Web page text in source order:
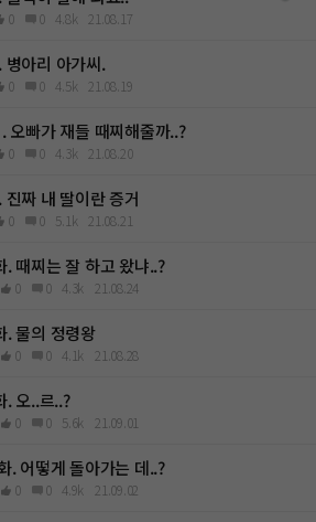
0 0 4.8k 21.08.17
병아리 아가씨.
0 0 4.5k 21.08.19
오빠가 재들 때찌해줄까..?
0 0 4.3k 21.08.20
진짜 내 딸이란 증거
0 0 5.1k 21.08.21
. 때찌는 잘 하고 왔냐..?
0 0 4.3k 21.08.24
. 물의 정령왕
0 0 4.1k 21.08.28
. 오..르..?
0 0 5.6k 21.09.01
. 어떻게 돌아가는 데..?
0 0 4.9k 21.09.02